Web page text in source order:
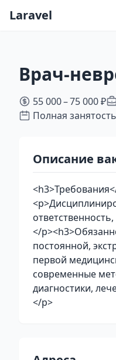
Laravel
Врач-
55 000 – 75 000 ₽
Полная занятость
Описание
</
постоянной,
первой
современные
диагностики,
</p>